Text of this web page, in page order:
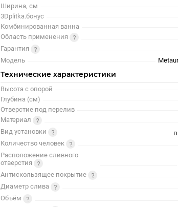
Ширина, см
3Dplitka.бонус
Комбинированная ванна
Область применения
Гарантия
Модель
Технические характеристики
Высота с опорой
Глубина (см)
Отверстие под перелив
Материал
Вид установки
Количество человек
Расположение сливного
отверстия
Антискользящее покрытие
Диаметр слива
Объём